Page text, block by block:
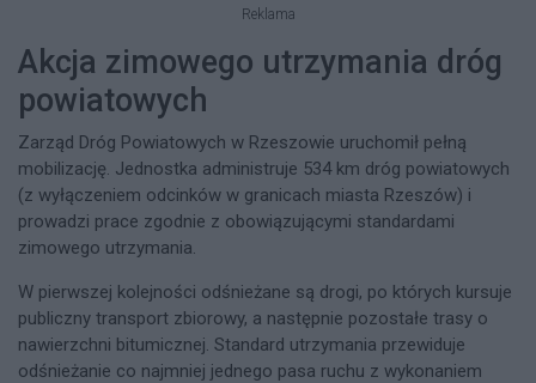
Reklama
Akcja zimowego utrzymania dróg
powiatowych
Zarząd Dróg Powiatowych w Rzeszowie uruchomił pełną
mobilizację. Jednostka administruje 534 km dróg powiatowych
(z wyłączeniem odcinków w granicach miasta Rzeszów) i
prowadzi prace zgodnie z obowiązującymi standardami
zimowego utrzymania.
W pierwszej kolejności odśnieżane są drogi, po których kursuje
publiczny transport zbiorowy, a następnie pozostałe trasy o
nawierzchni bitumicznej. Standard utrzymania przewiduje
odśnieżanie co najmniej jednego pasa ruchu z wykonaniem